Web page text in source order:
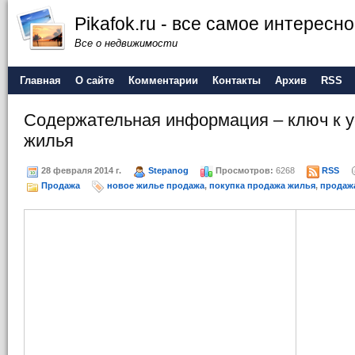
Pikafok.ru - все самое
Все о недвижимости
Главная О сайте Комментарии Контакты Архив RSS
Содержательная информация – ключ к
жилья
28 февраля 2014 г. Stepanog Просмотров: 6268
RSS
Продажа
новое жилье продажа, покупка продажа жилья,